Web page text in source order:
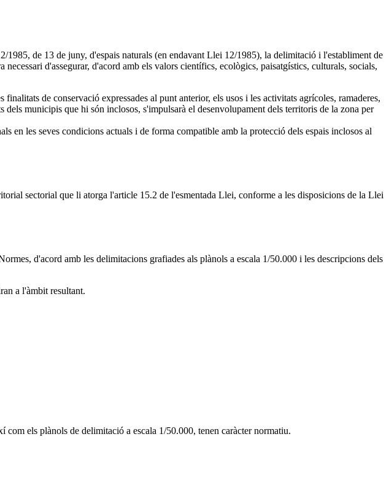
de 13 de juny, d'espais naturals (en endavant Llei 12/1985), la delimitació i l'establiment de
d'assegurar, d'acord amb els valors científics, ecològics, paisatgístics, culturals, socials,
de conservació expressades al punt anterior, els usos i les activitats agrícoles, ramaderes,
municipis que hi són inclosos, s'impulsarà el desenvolupament dels territoris de la zona per
en les seves condicions actuals i de forma compatible amb la protecció dels espais inclosos al
sectorial que li atorga l'article 15.2 de l'esmentada Llei, conforme a les disposicions de la Llei
d'acord amb les delimitacions grafiades als plànols a escala 1/50.000 i les descripcions dels
a l'àmbit resultant.
els plànols de delimitació a escala 1/50.000, tenen caràcter normatiu.